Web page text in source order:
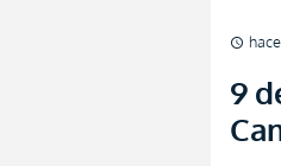
schedule
9